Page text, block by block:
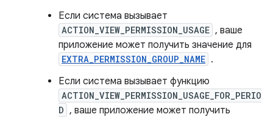
Если система вызывает
ACTION_VIEW_PERMISSION_USAGE , ваше
приложение может получить значение для
EXTRA_PERMISSION_GROUP_NAME .
Если система вызывает функцию
ACTION_VIEW_PERMISSION_USAGE_FOR_PERIO
D , ваше приложение может получить